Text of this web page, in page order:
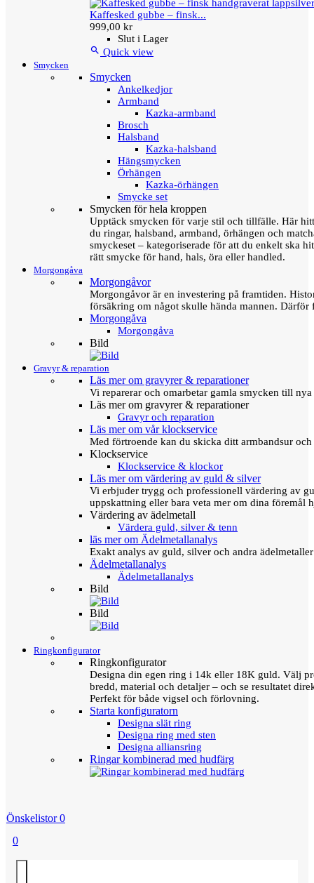
Kaffesked gubbe – finsk...
999,00 kr
Slut i Lager
 Quick view
Smycken
Smycken
Ankelkedjor
Armband
Kazka-armband
Brosch
Halsband
Kazka-halsband
Hängsmycken
Örhängen
Kazka-örhängen
Smycke set
Smycken för hela kroppen
Upptäck smycken för varje stil och tillfälle. Här
du ringar, halsband, armband, örhängen och
smyckeset – kategoriserade för att du enkelt ska
rätt smycke för hand, hals, öra eller handled.
Morgongåva
Morgongåvor
Morgongåvor är en investering på framtiden.
försäkring om något skulle hända mannen.
Morgongåva
Morgongåva
Bild
Gravyr & reparation
Läs mer om gravyrer & reparationer
Vi reparerar och omarbetar gamla smycken till
Läs mer om gravyrer & reparationer
Gravyr och reparation
Läs mer om vår klockservice
Med förtroende kan du skicka ditt armbandsur
Klockservice
Klockservice & klockor
Läs mer om värdering av guld & silver
Vi erbjuder trygg och professionell värdering av
uppskattning eller bara veta mer om dina föremål
Värdering av ädelmetall
Värdera guld, silver & tenn
läs mer om Ädelmetallanalys
Exakt analys av guld, silver och andra
Ädelmetallanalys
Ädelmetallanalys
Bild
Bild
Ringkonfigurator
Ringkonfigurator
Designa din egen ring i 14k eller 18K guld. Välj
bredd, material och detaljer – och se resultatet
Perfekt för både vigsel och förlovning.
Starta konfiguratorn
Designa slät ring
Designa ring med sten
Designa alliansring
Ringar kombinerad med hudfärg
Önskelistor 0
0